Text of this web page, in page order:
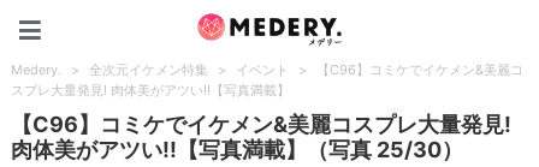
Medery. > 全次元イケメン特集 > イベント >
【C96】コミケでイケメン&美麗コ
スプレ大量発見! 肉体美がアツい!!【写真満載】
【C96】コミケでイケメン&美麗コスプレ大量発見!
肉体美がアツい!!【写真満載】（写真 25/30）